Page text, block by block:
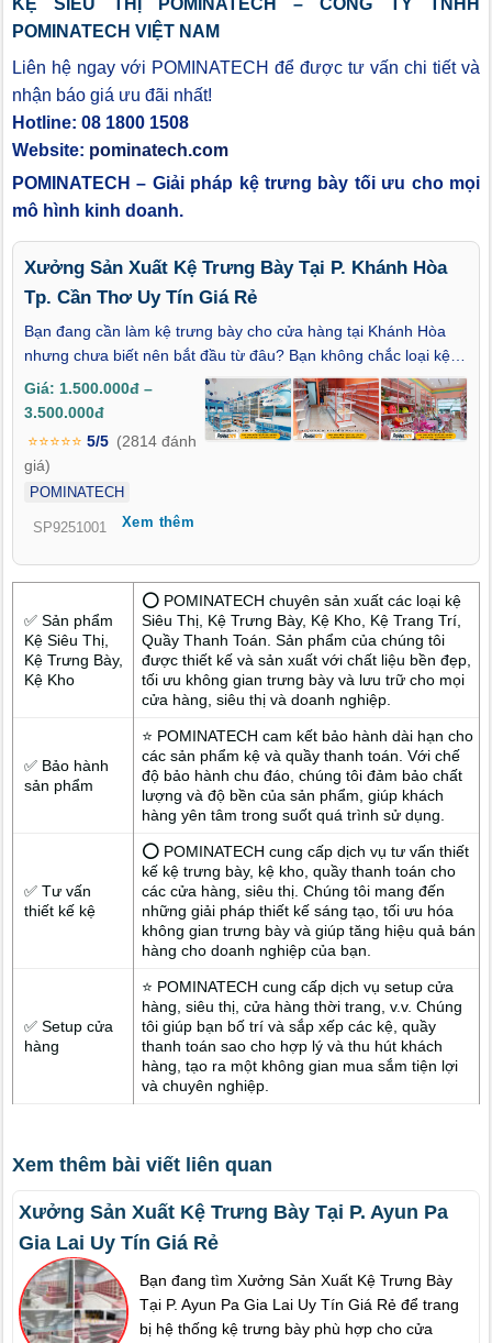
KỆ SIÊU THỊ POMINATECH – CÔNG TY TNHH
POMINATECH VIỆT NAM
Liên hệ ngay với POMINATECH để được tư vấn chi tiết và
nhận báo giá ưu đãi nhất!
Hotline: 08 1800 1508
Website: pominatech.com
POMINATECH – Giải pháp kệ trưng bày tối ưu cho mọi
mô hình kinh doanh.
Xưởng Sản Xuất Kệ Trưng Bày Tại P. Khánh Hòa
Tp. Cần Thơ Uy Tín Giá Rẻ
Bạn đang cần làm kệ trưng bày cho cửa hàng tại Khánh Hòa
nhưng chưa biết nên bắt đầu từ đâu? Bạn không chắc loại kệ
nào phù hợp với mặt bằng, loại hàng và ngân sách của mình?
Và câu hỏi quan trọng nhất lúc này có phải là: Xưởng Sản Xuất
Kệ Trưng Bày Tại P. Khánh Hòa Tp. Cần Thơ Uy Tín Giá Rẻ
nào có thể tư vấn rõ ràng, làm kệ đúng nhu cầu thay vì chỉ bán
theo mẫu có sẵn? Đó chính là những băn khoăn rất phổ biến
của các chủ cửa hàng tại Khánh Hòa khi tìm đến POMINATECH
– xưởng sản xuất kệ trưng bày với hơn 13 năm kinh nghiệm
Giá: 1.500.000đ –
3.500.000đ
⭐⭐⭐⭐⭐ 5/5 (2814 đánh
giá)
POMINATECH
SP9251001 Xem thêm
✅ Sản phẩm
Kệ Siêu Thị,
Kệ Trưng Bày,
Kệ Kho
⭕ POMINATECH chuyên sản xuất các loại kệ
Siêu Thị, Kệ Trưng Bày, Kệ Kho, Kệ Trang Trí,
Quầy Thanh Toán. Sản phẩm của chúng tôi
được thiết kế và sản xuất với chất liệu bền đẹp,
tối ưu không gian trưng bày và lưu trữ cho mọi
cửa hàng, siêu thị và doanh nghiệp.
✅ Bảo hành
sản phẩm
⭐ POMINATECH cam kết bảo hành dài hạn cho
các sản phẩm kệ và quầy thanh toán. Với chế
độ bảo hành chu đáo, chúng tôi đảm bảo chất
lượng và độ bền của sản phẩm, giúp khách
hàng yên tâm trong suốt quá trình sử dụng.
✅ Tư vấn
thiết kế kệ
⭕ POMINATECH cung cấp dịch vụ tư vấn thiết
kế kệ trưng bày, kệ kho, quầy thanh toán cho
các cửa hàng, siêu thị. Chúng tôi mang đến
những giải pháp thiết kế sáng tạo, tối ưu hóa
không gian trưng bày và giúp tăng hiệu quả bán
hàng cho doanh nghiệp của bạn.
✅ Setup cửa
hàng
⭐ POMINATECH cung cấp dịch vụ setup cửa
hàng, siêu thị, cửa hàng thời trang, v.v. Chúng
tôi giúp bạn bố trí và sắp xếp các kệ, quầy
thanh toán sao cho hợp lý và thu hút khách
hàng, tạo ra một không gian mua sắm tiện lợi
và chuyên nghiệp.
Xem thêm bài viết liên quan
Xưởng Sản Xuất Kệ Trưng Bày Tại P. Ayun Pa
Gia Lai Uy Tín Giá Rẻ
Bạn đang tìm Xưởng Sản Xuất Kệ Trưng Bày
Tại P. Ayun Pa Gia Lai Uy Tín Giá Rẻ để trang
bị hệ thống kệ trưng bày phù hợp cho cửa